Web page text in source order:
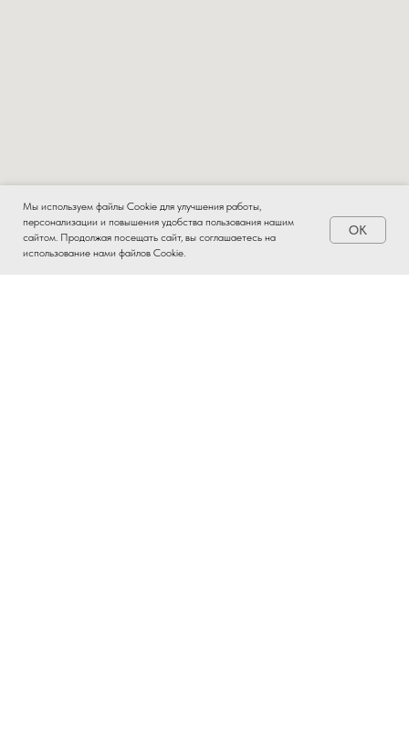
Мы используем файлы Cookie для улучшения работы,
персонализации и повышения удобства пользования нашим
сайтом. Продолжая посещать сайт, вы соглашаетесь на
использование нами файлов Cookie.
OK